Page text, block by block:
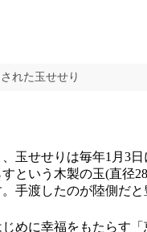
れた玉せせり
玉せせりは毎年1月3
という木製の玉(直径
手渡したのが陸側だ
めに幸福をもたらす